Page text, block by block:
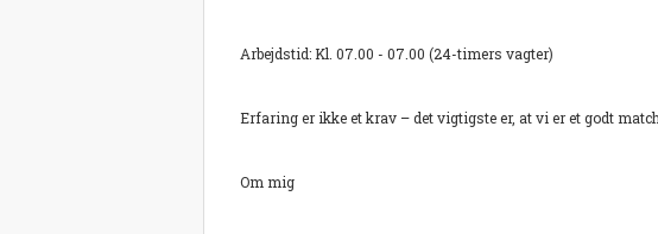
Arbejdstid: Kl. 07.00 - 07.00 (24-timers vagter)
Erfaring er ikke et krav – det vigtigste er, at vi er et godt match.
Om mig